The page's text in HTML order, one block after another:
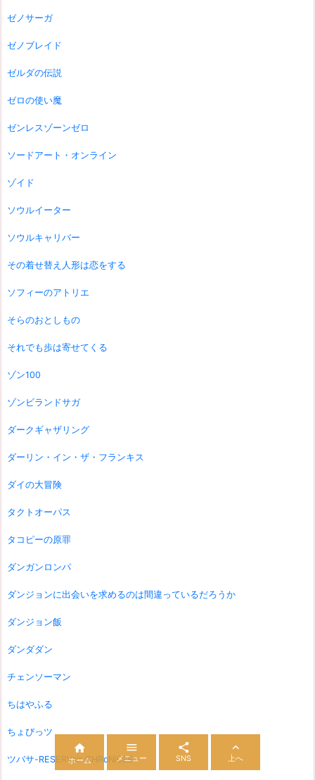
ゼノサーガ
ゼノブレイド
ゼルダの伝説
ゼロの使い魔
ゼンレスゾーンゼロ
ソードアート・オンライン
ゾイド
ソウルイーター
ソウルキャリバー
その着せ替え人形は恋をする
ソフィーのアトリエ
そらのおとしもの
それでも歩は寄せてくる
ゾン100
ゾンビランドサガ
ダークギャザリング
ダーリン・イン・ザ・フランキス
ダイの大冒険
タクトオーパス
タコピーの原罪
ダンガンロンパ
ダンジョンに出会いを求めるのは間違っているだろうか
ダンジョン飯
ダンダダン
チェンソーマン
ちはやふる
ちょびっツ
ツバサ-RESERVoir CHRoNiCLE-

ホーム

メニュー

SNS

上へ